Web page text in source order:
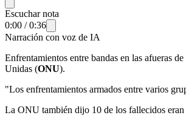
Escuchar nota
0:00 /0:36
Narración con voz de IA
Enfrentamientos entre bandas en las afueras
Unidas (ONU).
"Los enfrentamientos armados entre varios
La ONU también dijo 10 de los fallecidos